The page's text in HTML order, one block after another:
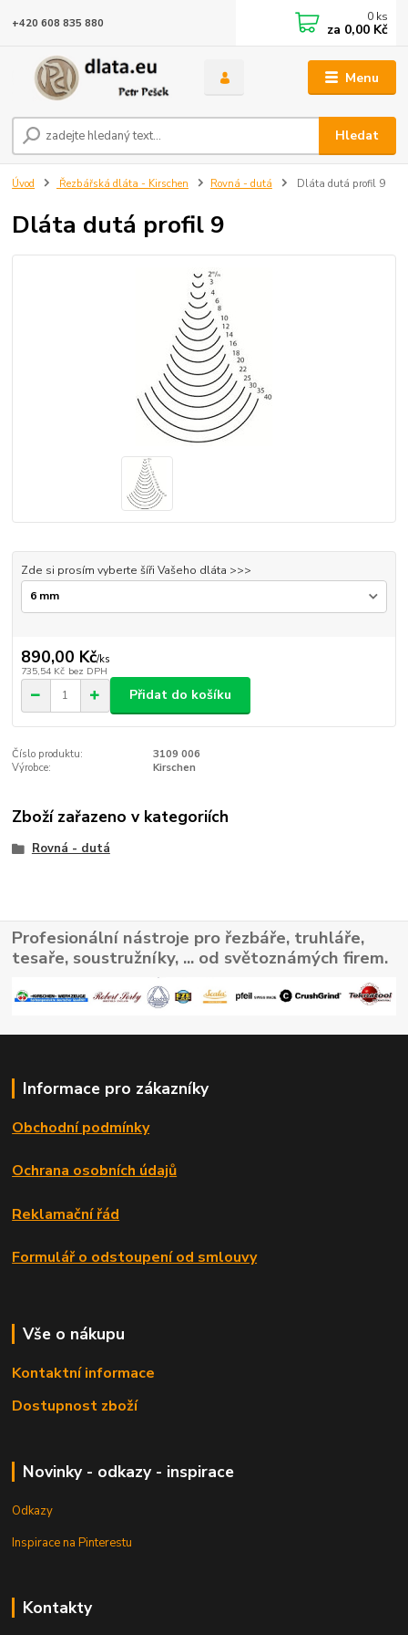
Menu
Hledat
+420 608 835 880 0 ks
za 0,00 Kč
Úvod Řezbářská dláta - Kirschen Rovná - dutá Dláta dutá profil 9
Dláta dutá profil 9
Zde si prosím vyberte šíři Vašeho dláta >>>
890,00 Kč/ks
735,54 Kč bez DPH
Přidat do košíku
Číslo produktu:
3109 006
Výrobce:
Kirschen
Zboží zařazeno v kategoriích
Rovná - dutá
Profesionální nástroje pro řezbáře, truhláře,
tesaře, soustružníky, ... od světoznámých firem.
Informace pro zákazníky
Obchodní podmínky
Ochrana osobních údajů
Reklamační řád
Formulář o odstoupení od smlouvy
Vše o nákupu
Kontaktní informace
Dostupnost zboží
Novinky - odkazy - inspirace
Odkazy
Inspirace na Pinterestu
Kontakty